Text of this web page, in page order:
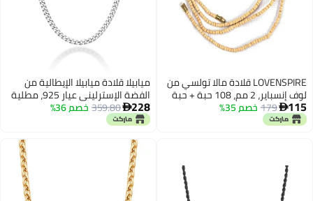
LOVENSPIRE قلادة مالا تولسي من
لوف إنسباير، 2 مم، 108 حبة + حبة
إضافية، مسبحة صلاة رام جابا،
مسبحة هندوسية تبتية بوذية
115
179 خصم 35%
ميابيلا قلادة ميابيلا الإيطالية من
الفضة الإسترليني عيار 925، مطلية
بالذهب عيار 18 قيراطًا، سلسلة
كوبية 2.3 مم، صنع في إيطاليا (فضة
228
359.80خصم 36%